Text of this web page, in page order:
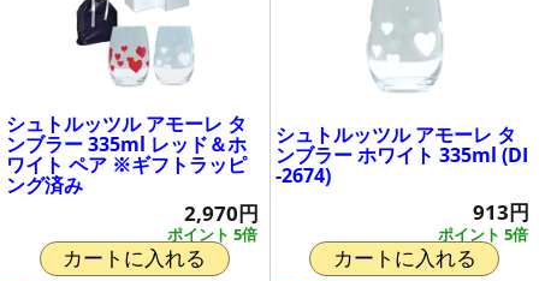
シュトルッツル アモーレ タ
ンブラー 335ml レッド＆ホ
ワイト ペア ※ギフトラッピ
ング済み
ポイント 5倍
2,970円
カートに入れる
シュトルッツル アモーレ タ
ンブラー ホワイト 335ml (DI
-2674)
ポイント 5倍
913円
カートに入れる